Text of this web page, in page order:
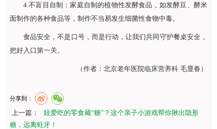
4.不盲目自制：家庭自制的植物性发酵食品，如发酵豆、酵米
面制作的各种食品等，制作不当易发生细菌性食物中毒。
食品安全，不是口号，而是行动，让我们共同守护餐桌安全，
把好入口第一关。
（作者：北京老年医院临床营养科 毛显春）
分享到：
上一篇：
娃爱吃的零食藏“糖”？这个亲子小游戏帮你揪出隐形
糖，远离蛀牙！